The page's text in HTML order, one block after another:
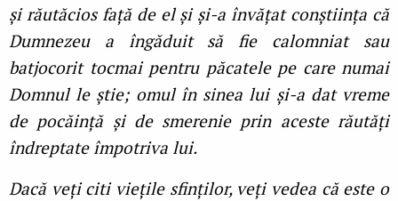
și răutăcios față de el și și-a învățat conștiința că
Dumnezeu a îngăduit să fie calomniat sau
batjocorit tocmai pentru păcatele pe care numai
Domnul le știe; omul în sinea lui și-a dat vreme
de pocăință și de smerenie prin aceste răutăți
îndreptate împotriva lui.
Dacă veți citi viețile sfinților, veți vedea că este o